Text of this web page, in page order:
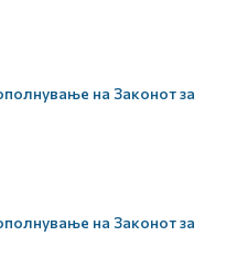
на Законот за
на Законот за